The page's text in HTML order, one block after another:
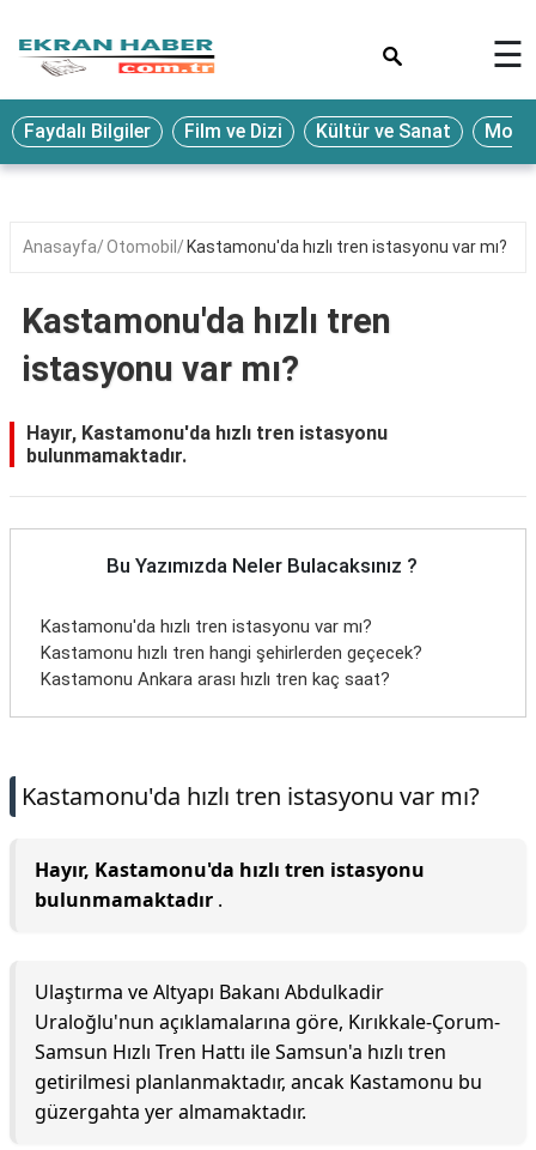
Eğitim
Ekonomi
Seyahat
Oyun
Yaşam
Hukuk
☰
Faydalı Bilgiler Film ve Dizi Kültür ve Sanat
Anasayfa Otomobil Kastamonu'da hızlı tren istasyonu var mı?
Kastamonu'da hızlı tren
istasyonu var mı?
Hayır, Kastamonu'da hızlı tren istasyonu
bulunmamaktadır.
Bu Yazımızda Neler Bulacaksınız ?
Kastamonu'da hızlı tren istasyonu var mı?
Kastamonu hızlı tren hangi şehirlerden geçecek?
Kastamonu Ankara arası hızlı tren kaç saat?
Kastamonu'da hızlı tren istasyonu var mı?
Hayır, Kastamonu'da hızlı tren istasyonu
bulunmamaktadır .
Ulaştırma ve Altyapı Bakanı Abdulkadir
Uraloğlu'nun açıklamalarına göre, Kırıkkale-Çorum-
Samsun Hızlı Tren Hattı ile Samsun'a hızlı tren
getirilmesi planlanmaktadır, ancak Kastamonu bu
güzergahta yer almamaktadır.